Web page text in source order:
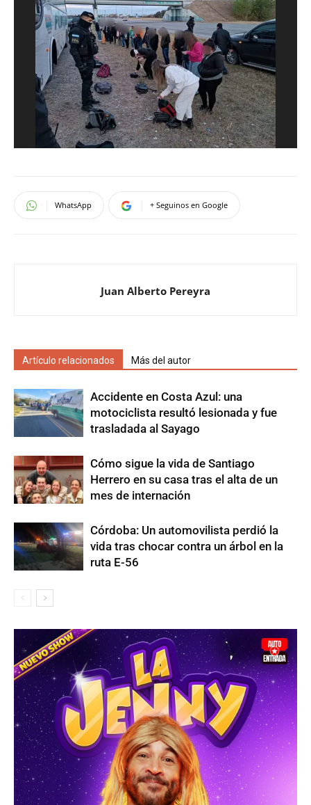
WhatsApp + Seguinos en Google
Juan Alberto Pereyra
Artículo relacionados Más del autor
Accidente en Costa Azul: una
motociclista resultó lesionada y fue
trasladada al Sayago
Cómo sigue la vida de Santiago
Herrero en su casa tras el alta de un
mes de internación
Córdoba: Un automovilista perdió la
vida tras chocar contra un árbol en la
ruta E-56